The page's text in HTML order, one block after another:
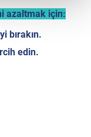
azaltmak için:
bırakın.
edin.